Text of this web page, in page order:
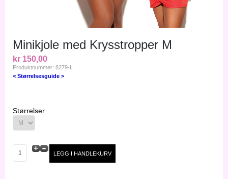
Minikjole med Krysstropper M
kr 150,00
Produktnummer: 8279-L
< Størrelsesguide >
Størrelser